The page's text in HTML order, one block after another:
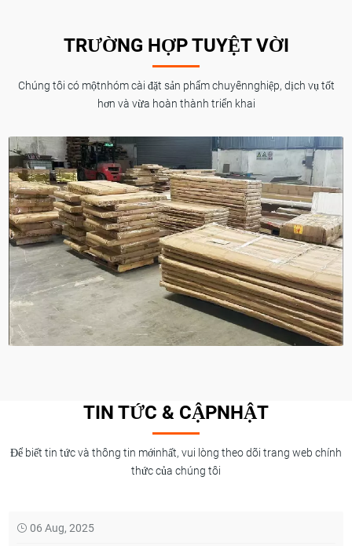
TRƯỜNG HỢP TUYỆT VỜI
Chúng tôi có mộtnhóm cài đặt sản phẩm chuyênnghiệp, dịch vụ tốt
hơn và vừa hoàn thành triển khai
TIN TỨC & CẬPNHẬT
Để biết tin tức và thông tin mớinhất, vui lòng theo dõi trang web chính
thức của chúng tôi
06 Aug, 2025